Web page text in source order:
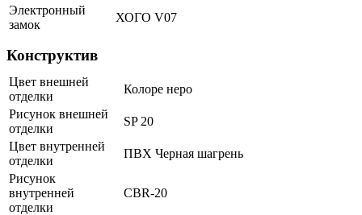
Электронный
замок
ХОГО V07
Конструктив
Цвет внешней
отделки
Колоре неро
Рисунок внешней
отделки
SP 20
Цвет внутренней
отделки
ПВХ Черная шагрень
Рисунок
внутренней
отделки
CBR-20